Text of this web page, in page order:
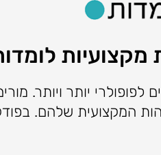
יותר ויותר.
המקצועית שלהם.